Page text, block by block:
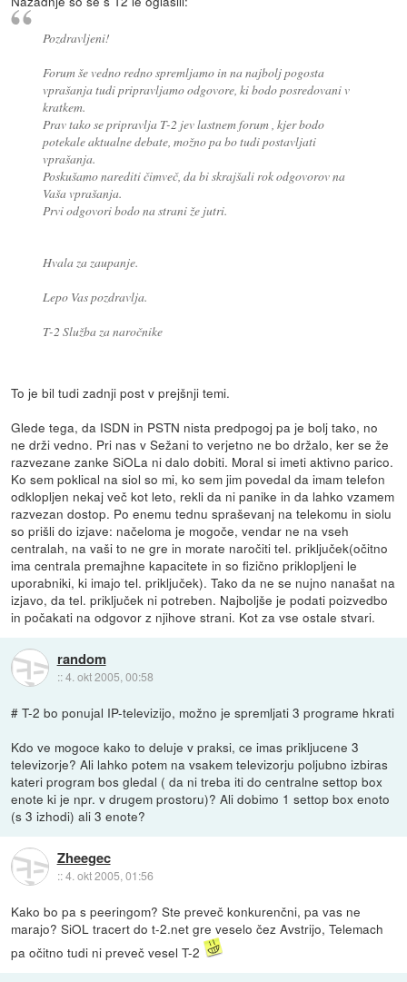
Pozdravljeni!
Forum še vedno redno spremljamo in na najbolj pogosta
vprašanja tudi pripravljamo odgovore, ki bodo posredovani v
kratkem.
Prav tako se pripravlja T-2 jev lastnem forum , kjer bodo
potekale aktualne debate, možno pa bo tudi postavljati
vprašanja.
Poskušamo narediti čimveč, da bi skrajšali rok odgovorov na
Vaša vprašanja.
Prvi odgovori bodo na strani že jutri.
Hvala za zaupanje.
Lepo Vas pozdravlja.
T-2 Služba za naročnike
To je bil tudi zadnji post v prejšnji temi.
Glede tega, da ISDN in PSTN nista predpogoj pa je bolj tako, no
ne drži vedno. Pri nas v Sežani to verjetno ne bo držalo, ker se že
razvezane zanke SiOLa ni dalo dobiti. Moral si imeti aktivno parico.
Ko sem poklical na siol so mi, ko sem jim povedal da imam telefon
odklopljen nekaj več kot leto, rekli da ni panike in da lahko vzamem
razvezan dostop. Po enemu tednu spraševanj na telekomu in siolu
so prišli do izjave: načeloma je mogoče, vendar ne na vseh
centralah, na vaši to ne gre in morate naročiti tel. priključek(očitno
ima centrala premajhne kapacitete in so fizično priklopljeni le
uporabniki, ki imajo tel. priključek). Tako da ne se nujno nanašat na
izjavo, da tel. priključek ni potreben. Najboljše je podati poizvedbo
in počakati na odgovor z njihove strani. Kot za vse ostale stvari.
random
::4. okt 2005, 00:58
# T-2 bo ponujal IP-televizijo, možno je spremljati 3 programe hkrati
Kdo ve mogoce kako to deluje v praksi, ce imas prikljucene 3
televizorje? Ali lahko potem na vsakem televizorju poljubno izbiras
kateri program bos gledal ( da ni treba iti do centralne settop box
enote ki je npr. v drugem prostoru)? Ali dobimo 1 settop box enoto
(s 3 izhodi) ali 3 enote?
Zheegec
::4. okt 2005, 01:56
Kako bo pa s peeringom? Ste preveč konkurenčni, pa vas ne
marajo? SiOL tracert do t-2.net gre veselo čez Avstrijo, Telemach
pa očitno tudi ni preveč vesel T-2